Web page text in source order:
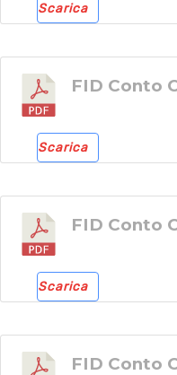
Scarica
FID Conto
Scarica
FID Conto
Scarica
FID Conto